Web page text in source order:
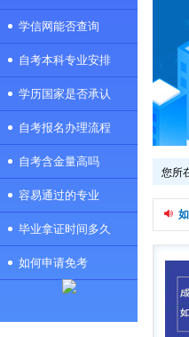
您所
本频
学信网能否查询
自考本科专业安排
学历国家是否承认
自考报名办理流程
自考含金量高吗
容易通过的专业
毕业拿证时间多久
如何申请免考